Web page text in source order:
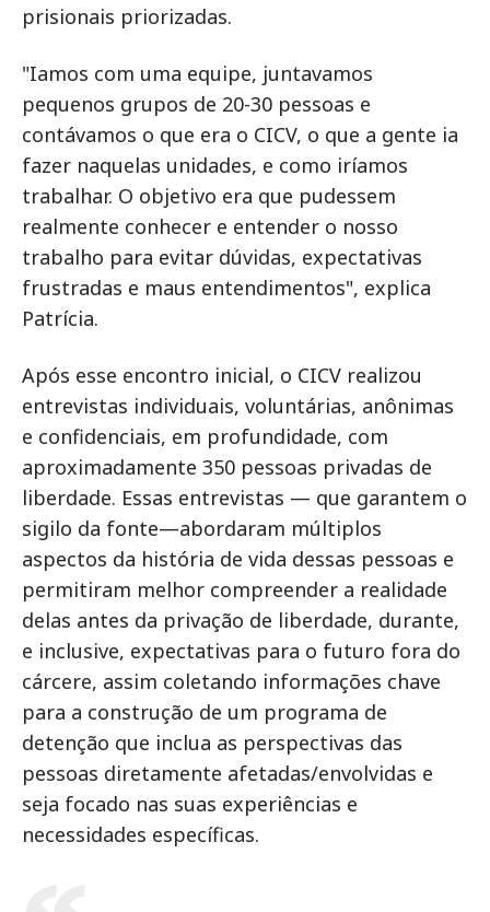
prisionais priorizadas.
"Iamos com uma equipe, juntavamos
pequenos grupos de 20-30 pessoas e
contávamos o que era o CICV, o que a gente ia
fazer naquelas unidades, e como iríamos
trabalhar. O objetivo era que pudessem
realmente conhecer e entender o nosso
trabalho para evitar dúvidas, expectativas
frustradas e maus entendimentos", explica
Patrícia.
Após esse encontro inicial, o CICV realizou
entrevistas individuais, voluntárias, anônimas
e confidenciais, em profundidade, com
aproximadamente 350 pessoas privadas de
liberdade. Essas entrevistas — que garantem o
sigilo da fonte—abordaram múltiplos
aspectos da história de vida dessas pessoas e
permitiram melhor compreender a realidade
delas antes da privação de liberdade, durante,
e inclusive, expectativas para o futuro fora do
cárcere, assim coletando informações chave
para a construção de um programa de
detenção que inclua as perspectivas das
pessoas diretamente afetadas/envolvidas e
seja focado nas suas experiências e
necessidades específicas.